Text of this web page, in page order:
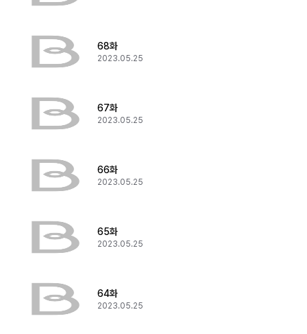
68화
2023.05.25
67화
2023.05.25
66화
2023.05.25
65화
2023.05.25
64화
2023.05.25